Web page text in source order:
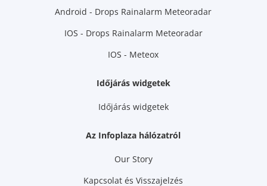
Android - Drops Rainalarm Meteoradar
IOS - Drops Rainalarm Meteoradar
IOS - Meteox
Időjárás widgetek
Időjárás widgetek
Az Infoplaza hálózatról
Our Story
Kapcsolat és Visszajelzés